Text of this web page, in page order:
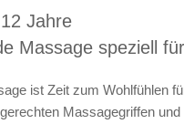
Jahre
Massage speziell
ist Zeit zum Wohlfühlen
Massagegriffen und